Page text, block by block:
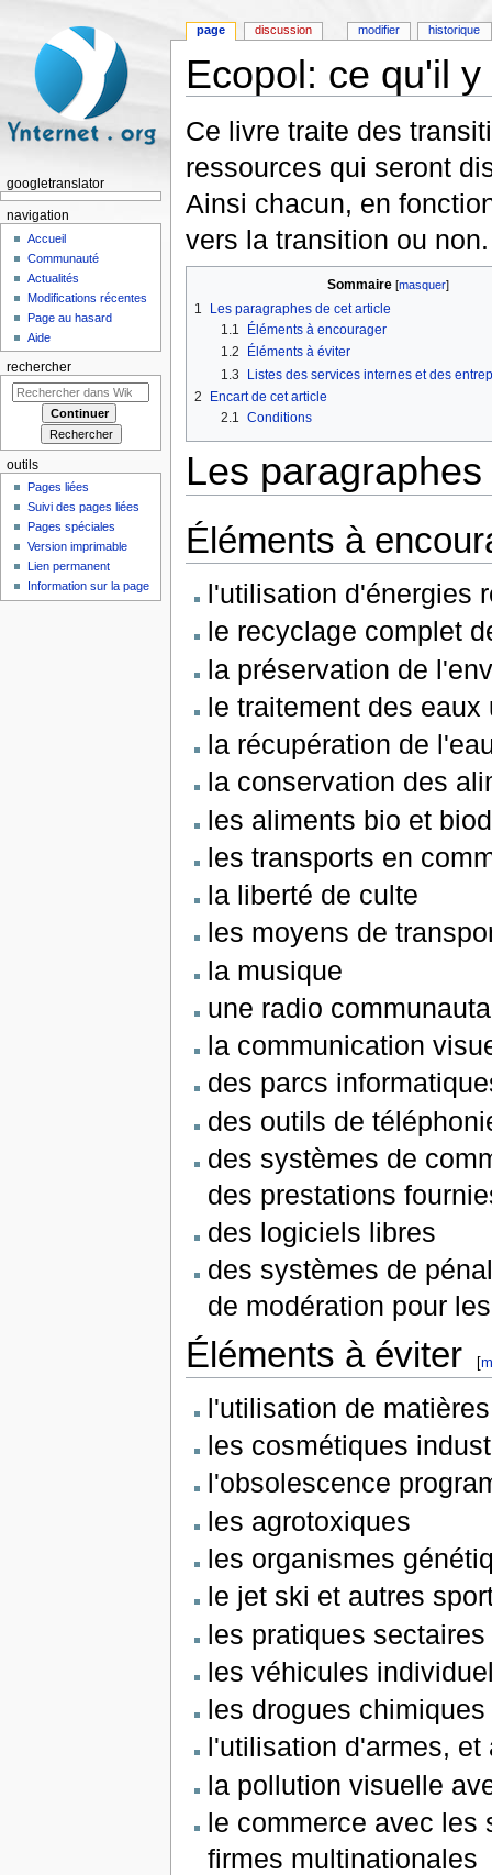
Ecopol: ce qu'il
Ce livre traite des
ressources qui seront
Ainsi chacun, en
vers la transition ou
Sommaire [masquer]
1
Les paragraphes de cet article
1.1
Éléments à encourager
1.2
Éléments à éviter
1.3
Listes des services internes et des
2
Encart de cet article
2.1
Conditions
Les
Éléments à
l'utilisation d'énergies
le recyclage complet
la préservation de
le traitement des
la récupération de
la conservation des
les aliments bio et
les transports en
la liberté de culte
les moyens de
la musique
une radio
la communication
des parcs
des outils de
des systèmes de
des prestations
des logiciels libres
des systèmes de
de modération pour
Éléments à éviter [
l'utilisation de
les cosmétiques
l'obsolescence
les agrotoxiques
les organismes
le jet ski et autres
les pratiques sectaires
les véhicules
les drogues
l'utilisation d'armes,
la pollution visuelle
le commerce avec les
firmes multinationales
page discussion modifier historique
googletranslator
navigation
Accueil
Communauté
Actualités
Modifications récentes
Page au hasard
Aide
rechercher
outils
Pages liées
Suivi des pages liées
Pages spéciales
Version imprimable
Lien permanent
Information sur la page